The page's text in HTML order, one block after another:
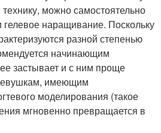
можно самостоятельно
гелевое наращивание. Поскольку
разной степенью
начинающим
застывает и с ним проще
имеющим
моделирования (такое
мгновенно превращается в